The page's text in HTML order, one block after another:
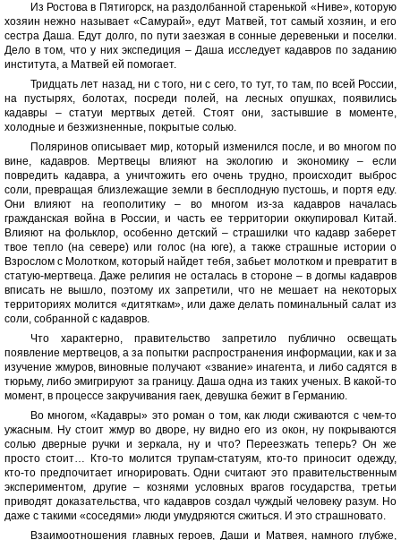
Из Ростова в Пятигорск, на раздолбанной старенькой «Ниве», которую
хозяин нежно называет «Самурай», едут Матвей, тот самый хозяин, и его
сестра Даша. Едут долго, по пути заезжая в сонные деревеньки и поселки.
Дело в том, что у них экспедиция – Даша исследует кадавров по заданию
института, а Матвей ей помогает.
Тридцать лет назад, ни с того, ни с сего, то тут, то там, по всей России,
на пустырях, болотах, посреди полей, на лесных опушках, появились
кадавры – статуи мертвых детей. Стоят они, застывшие в моменте,
холодные и безжизненные, покрытые солью.
Поляринов описывает мир, который изменился после, и во многом по
вине, кадавров. Мертвецы влияют на экологию и экономику – если
повредить кадавра, а уничтожить его очень трудно, происходит выброс
соли, превращая близлежащие земли в бесплодную пустошь, и портя еду.
Они влияют на геополитику – во многом из-за кадавров началась
гражданская война в России, и часть ее территории оккупировал Китай.
Влияют на фольклор, особенно детский – страшилки что кадавр заберет
твое тепло (на севере) или голос (на юге), а также страшные истории о
Взрослом с Молотком, который найдет тебя, забьет молотком и превратит в
статую-мертвеца. Даже религия не осталась в стороне – в догмы кадавров
вписать не вышло, поэтому их запретили, что не мешает на некоторых
территориях молится «дитяткам», или даже делать поминальный салат из
соли, собранной с кадавров.
Что характерно, правительство запретило публично освещать
появление мертвецов, а за попытки распространения информации, как и за
изучение жмуров, виновные получают «звание» инагента, и либо садятся в
тюрьму, либо эмигрируют за границу. Даша одна из таких ученых. В какой-то
момент, в процессе закручивания гаек, девушка бежит в Германию.
Во многом, «Кадавры» это роман о том, как люди сживаются с чем-то
ужасным. Ну стоит жмур во дворе, ну видно его из окон, ну покрываются
солью дверные ручки и зеркала, ну и что? Переезжать теперь? Он же
просто стоит… Кто-то молится трупам-статуям, кто-то приносит одежду,
кто-то предпочитает игнорировать. Одни считают это правительственным
экспериментом, другие – кознями условных врагов государства, третьи
приводят доказательства, что кадавров создал чуждый человеку разум. Но
даже с такими «соседями» люди умудряются сжиться. И это страшновато.
Взаимоотношения главных героев, Даши и Матвея, намного глубже,